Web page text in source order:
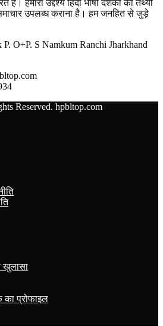
हैं। हमारा उद्देश्य हिंदी भाषी दर्शकों को तथ्यों
उपलब्ध कराना है। हम जनहित से जुड़े
O+P. S Namkum Ranchi Jharkhand
Reserved. hpbltop.com
खुलासा
प्रोफाइल